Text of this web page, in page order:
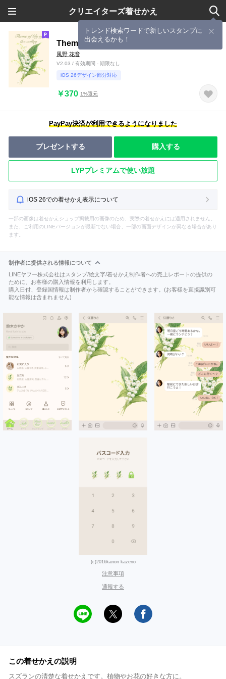
クリエイターズ着せかえ
トレンド検索ワードで新しいスタンプに
出会えるかも！
Theme of lily of the valley
風野 花音
V2.03 / 有効期間 - 期限なし
iOS 26デザイン部分対応
￥370 1%還元
PayPay決済が利用できるようになりました
プレゼントする 購入する
LYPプレミアムで使い放題
iOS 26での着せかえ表示について
一部の画像は着せかえショップ掲載用の画像のため、実際の着せかえには適用されません。
また、ご利用のLINEバージョンが最新でない場合、一部の画面デザインが異なる場合があり
ます。
制作者に提供される情報について
LINEヤフー株式会社はスタンプ/絵文字/着せかえ制作者への売上レポートの提供の
ために、お客様の購入情報を利用します。
購入日付、登録国情報は制作者から確認することができます。(お客様を直接識別可
能な情報は含まれません)
(c)2016kanon kazeno
注意事項
通報する
この着せかえの説明
スズランの清楚な着せかえです。植物やお花の好きな方に。